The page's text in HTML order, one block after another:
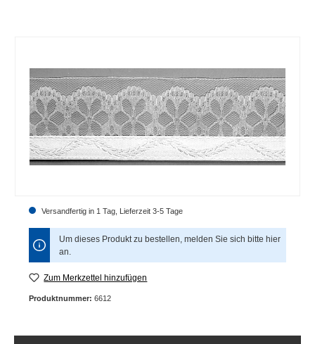
Versandfertig in 1 Tag, Lieferzeit 3-5 Tage
Um dieses Produkt zu bestellen, melden Sie sich bittehier
an.
Zum Merkzettel hinzufügen
Produktnummer: 6612